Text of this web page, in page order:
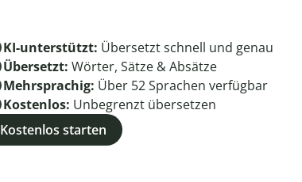
KI-unterstützt: Übersetzt schnell und genau
Übersetzt: Wörter, Sätze & Absätze
Mehrsprachig: Über 52Sprachen verfügbar
Kostenlos: Unbegrenzt übersetzen
Kostenlos starten